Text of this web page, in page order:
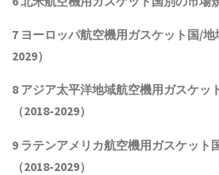
7 ヨーロッパ航空機用ガスケット国/
2029）
8 アジア太平洋地域航空機用ガスケッ
（2018-2029）
9 ラテンアメリカ航空機用ガスケット
（2018-2029）